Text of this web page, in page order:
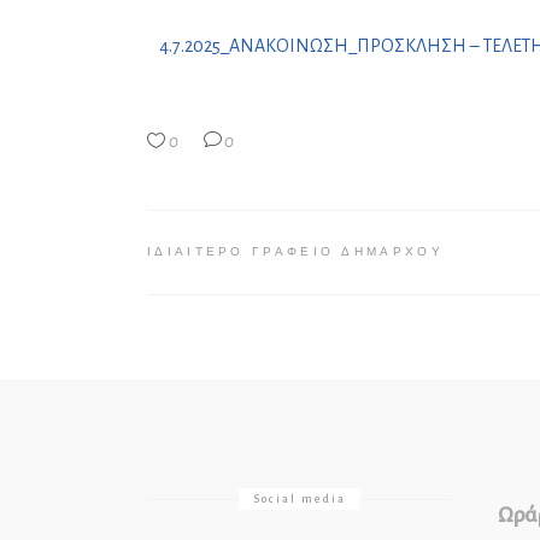
4.7.2025_ΑΝΑΚΟΙΝΩΣΗ_ΠΡΟΣΚΛΗΣΗ –
0 0
ΙΔΙΑΊΤΕΡΟ ΓΡΑΦΕΊΟ ΔΗΜΆΡΧΟΥ
Social media